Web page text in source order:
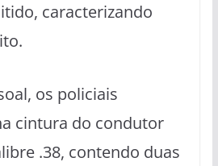
caracterizando
os policiais
cintura do condutor
.38, contendo duas